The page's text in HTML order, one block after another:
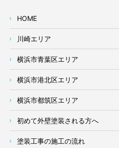
HOME
川崎エリア
横浜市青葉区エリア
横浜市港北区エリア
横浜市都筑区エリア
初めて外壁塗装される方へ
塗装工事の施工の流れ